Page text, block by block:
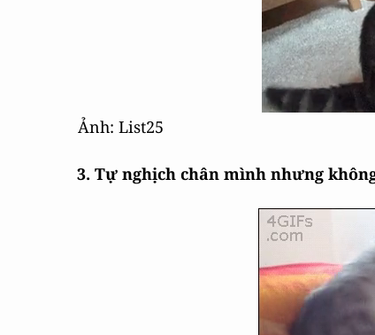
Ảnh: List25
3. Tự nghịch chân mình nhưng